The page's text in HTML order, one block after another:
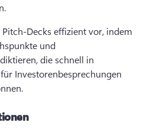
Pitch-Decks effizient vor, indem
und
die schnell in
Investorenbesprechungen